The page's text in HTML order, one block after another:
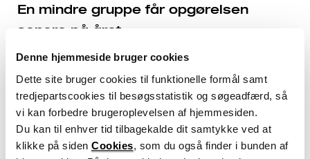
Denne hjemmeside bruger cookies
Dette site bruger cookies til funktionelle formål samt
tredjepartscookies til besøgsstatistik og søgeadfærd, så
vi kan forbedre brugeroplevelsen af hjemmesiden.
Du kan til enhver tid tilbagekalde dit samtykke ved at
klikke på siden Cookies, som du også finder i bunden af
En mindre gruppe får opgørelsen
senere på året
Omkring 270.000 pensionister modtager først deres
selv – eller hvis ægtefælle eller samlever – har
selvstændig virksomhed, pensionister med udenlandsk
indkomst samt pensionister bosat i udlandet. De kan
forvente at modtage deres opgørelse i august eller
september 2026.